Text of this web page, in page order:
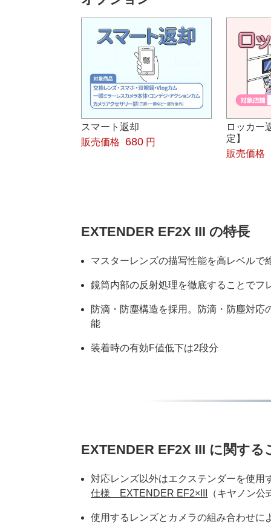
スマート返却
販売価格
680 円
ロッカー
定】
販売価格
EXTENDER EF2X III の特長
マスターレンズの描写性能を高レベル
鏡筒内部の反射処理を徹底することでフ
防滴・防塵構造を採用。防滴・防塵対
能
装着時の有効F値低下は2段分
EXTENDER EF2X III に関する
対応レンズ以外はエクステンダーを使用
仕様 EXTENDER EF2×III
（キヤノン公
使用するレンズとカメラの組み合わせに